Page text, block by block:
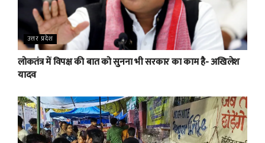
उत्तर प्रदेश
लोकतंत्र में विपक्ष की बात को सुनना भी सरकार का काम है- अखिलेश
यादव